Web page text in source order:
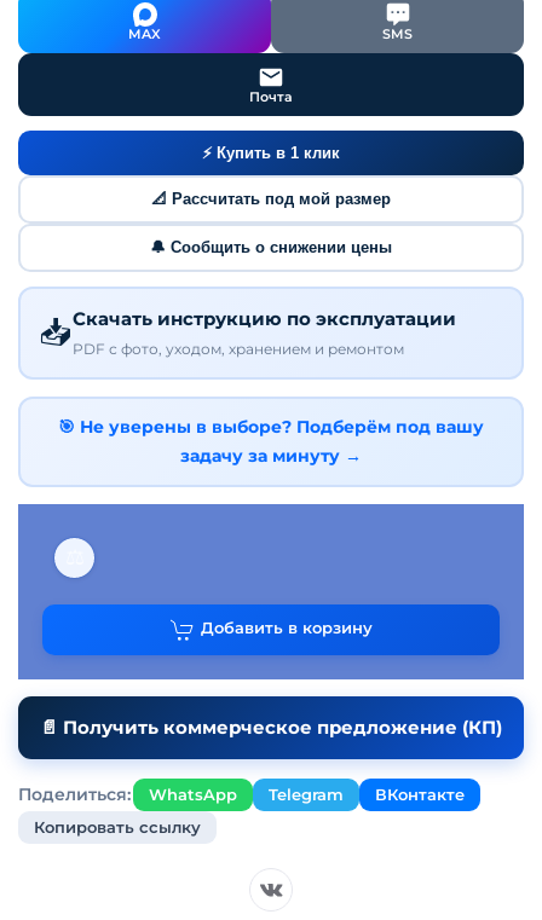
MAX SMS
Почта
⚡ Купить в 1 клик
📐 Рассчитать под мой размер
🔔 Сообщить о снижении цены
📥Скачать инструкцию по эксплуатации
PDF с фото, уходом, хранением и ремонтом
🎯 Не уверены в выборе? Подберём под вашу
задачу за минуту →
Добавить в корзину
📄 Получить коммерческое предложение (КП)
Поделиться: WhatsApp Telegram
ВКонтакте
Копировать ссылку